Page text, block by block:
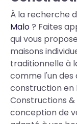
À la recherche
Malo? Faites
qui vous
maisons
traditionnelle à
comme l'un des
construction en
Constructions &
conception de